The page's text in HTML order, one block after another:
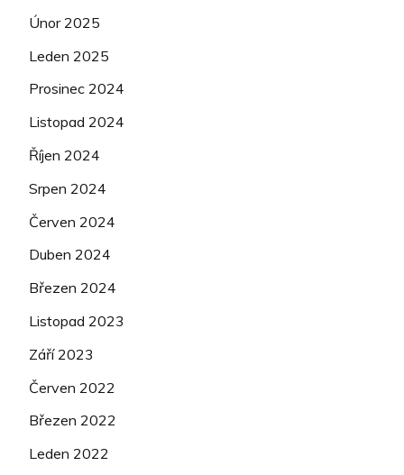
Únor 2025
Leden 2025
Prosinec 2024
Listopad 2024
Říjen 2024
Srpen 2024
Červen 2024
Duben 2024
Březen 2024
Listopad 2023
Září 2023
Červen 2022
Březen 2022
Leden 2022